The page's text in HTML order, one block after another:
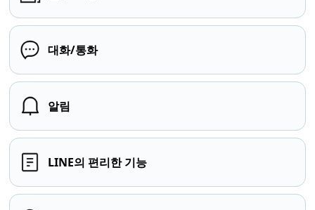
대화/통화
알림
LINE의 편리한 기능